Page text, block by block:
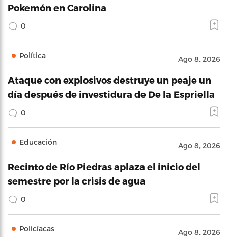
Pokemón en Carolina
0
Política Ago 8, 2026
Ataque con explosivos destruye un peaje un
día después de investidura de De la Espriella
0
Educación Ago 8, 2026
Recinto de Río Piedras aplaza el inicio del
semestre por la crisis de agua
0
Policíacas Ago 8, 2026